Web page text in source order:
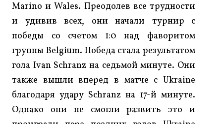
Marino и Wales. Преодолев все трудности
и удивив всех, они начали турнир с
победы со счетом 1:0 над фаворитом
группы Belgium. Победа стала результатом
гола Ivan Schranz на седьмой минуте. Они
также вышли вперед в матче с Ukraine
благодаря удару Schranz на 17-й минуте.
Однако они не смогли развить это и